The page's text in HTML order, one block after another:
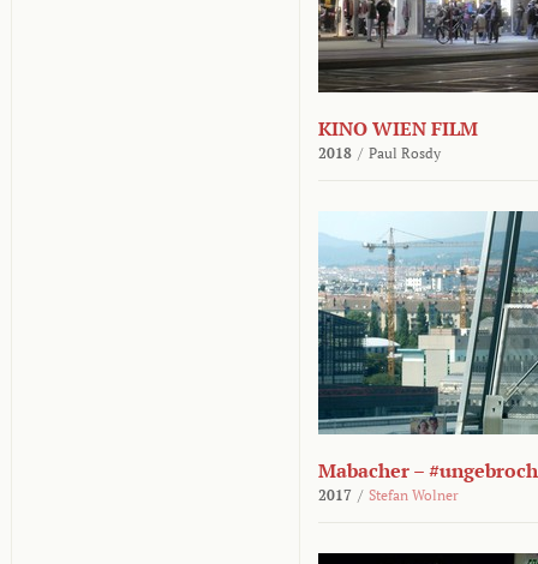
KINO WIEN FILM
2018 / Paul Rosdy
Mabacher –
2017 / Stefan Wolner